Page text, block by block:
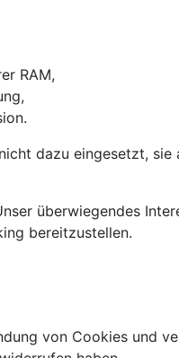
RAM,
dazu eingesetzt,
überwiegendes
bereitzustellen.
von Cookies und